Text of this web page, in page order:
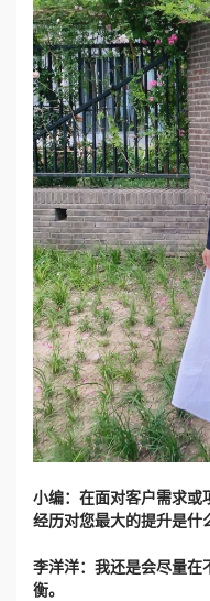
小编：在面对客户需求或
经历对您最大的提升是什
李洋洋： 我还是会尽量在
衡。